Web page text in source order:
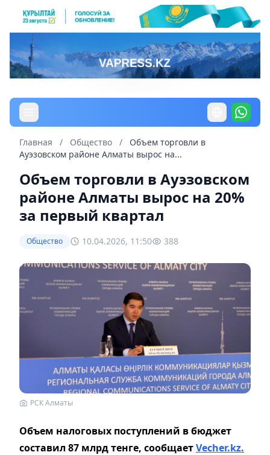
Главная / Общество /
Объем торговли в
Ауэзовском районе Алматы вырос на...
Объем торговли в Ауэзовском
районе Алматы вырос на 20%
за первый квартал
Общество 10.04.2026, 11:50 388
РСК Алматы
Объем налоговых поступлений в бюджет
составил 87 млрд тенге, сообщаетVecher.kz.